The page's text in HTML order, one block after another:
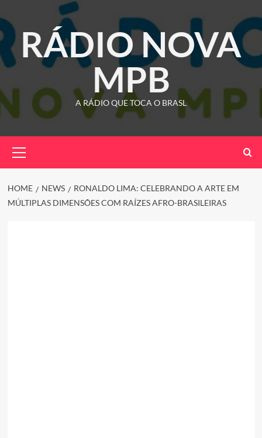
to
contentRÁDIO NOVA
MPB
A RÁDIO QUE TOCA O BRASL
Menu
HOME NEWS
RONALDO LIMA: CELEBRANDO A ARTE EM
MÚLTIPLAS DIMENSÕES COM RAÍZES AFRO-BRASILEIRAS